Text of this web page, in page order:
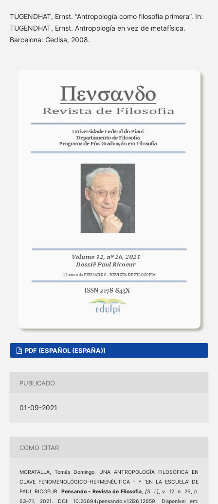
TUGENDHAT, Ernst. “Antropología como filosofía primera”. In:
TUGENDHAT, Ernst. Antropología en vez de metafísica.
Barcelona: Gedisa, 2008.
PDF (ESPAÑOL (ESPAÑA))
PUBLICADO
01-09-2021
COMO CITAR
MORATALLA, Tomás Domingo. UNA ANTROPOLOGÍA FILOSÓFICA EN
CLAVE FENOMENOLÓGICO-HERMENÉUTICA - Y ‘EN LA ESCUELA’ DE
PAUL RICOEUR. Pensando - Revista de Filosofia,[S. l.], v. 12, n. 26, p.
63–71, 2021. DOI: 10.26694/pensando.v12i26.12659. Disponível em: